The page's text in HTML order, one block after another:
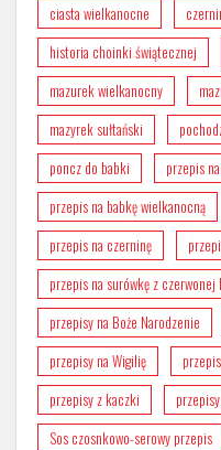
ciasta wielkanocne
historia choinki świątecznej
mazurek wielkanocny
mazyrek sułtański
poncz do babki
przepis
przepis na babkę wielkanocną
przepis na czerninę
przepis na surówkę z czerwonej
przepisy na Boże Narodzenie
przepisy na Wigilię
przepisy z kaczki
Sos czosnkowo-serowy przepis